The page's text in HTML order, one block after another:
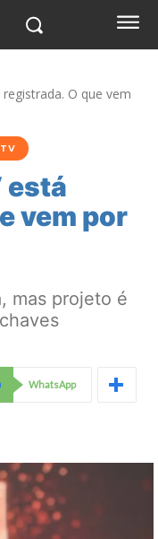
O que vem
TV
está
vem por
mas projeto é
WhatsApp